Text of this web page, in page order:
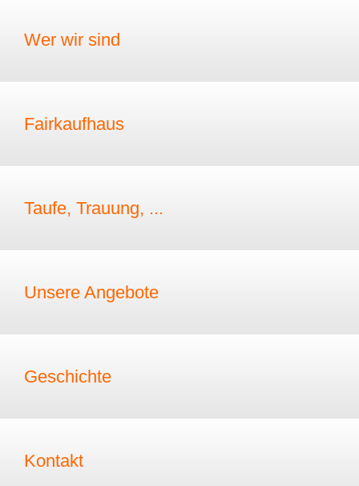
Wer wir sind
Fairkaufhaus
Taufe, Trauung, ...
Unsere Angebote
Geschichte
Kontakt